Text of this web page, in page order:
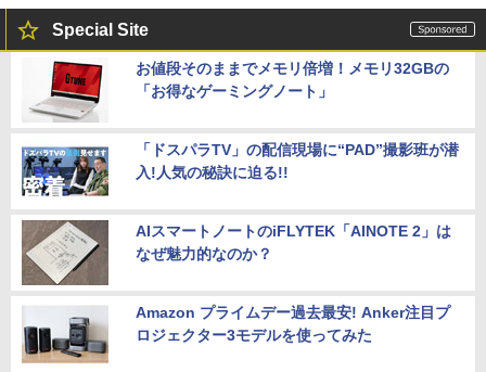
Special Site
お値段そのままでメモリ倍増！メモリ32GBの
「お得なゲーミングノート」
「ドスパラTV」の配信現場に“PAD”撮影班が潜
入!人気の秘訣に迫る!!
AIスマートノートのiFLYTEK「AINOTE 2」は
なぜ魅力的なのか？
Amazon プライムデー過去最安! Anker注目プ
ロジェクター3モデルを使ってみた